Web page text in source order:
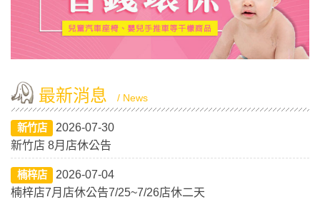
最新消息 / News
新竹店
2026-07-30
新竹店 8月店休公告
楠梓店
2026-07-04
楠梓店7月店休公告7/25~7/26店休二天